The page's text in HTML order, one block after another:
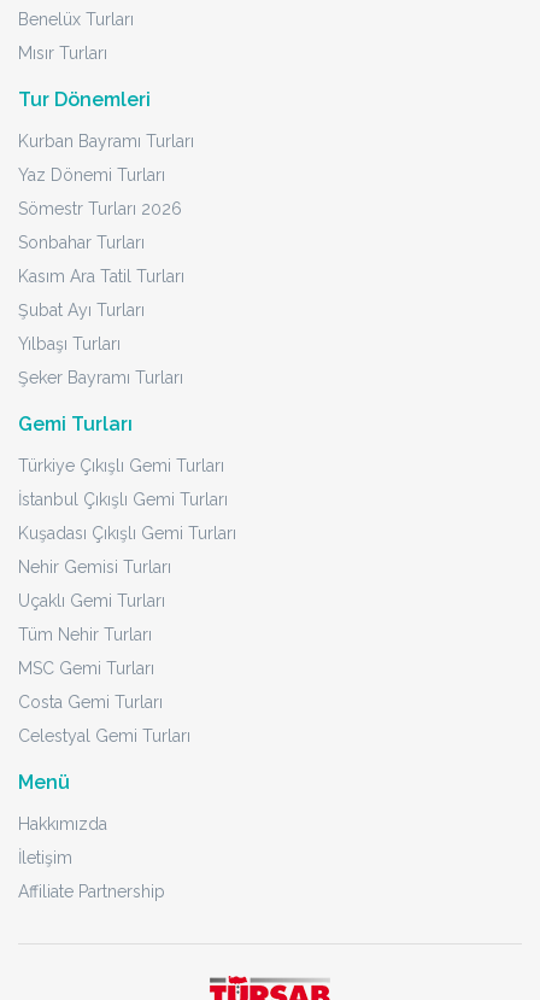
Benelüx Turları
Mısır Turları
Tur Dönemleri
Kurban Bayramı Turları
Yaz Dönemi Turları
Sömestr Turları 2026
Sonbahar Turları
Kasım Ara Tatil Turları
Şubat Ayı Turları
Yılbaşı Turları
Şeker Bayramı Turları
Gemi Turları
Türkiye Çıkışlı Gemi Turları
İstanbul Çıkışlı Gemi Turları
Kuşadası Çıkışlı Gemi Turları
Nehir Gemisi Turları
Uçaklı Gemi Turları
Tüm Nehir Turları
MSC Gemi Turları
Costa Gemi Turları
Celestyal Gemi Turları
Menü
Hakkımızda
İletişim
Affiliate Partnership